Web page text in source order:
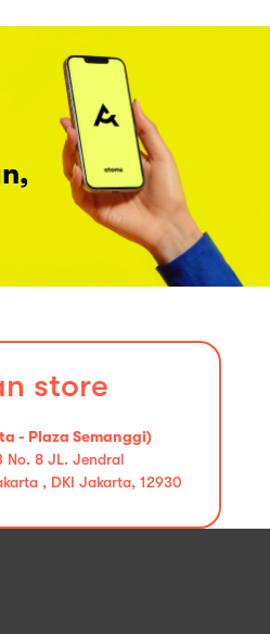
store
- Plaza Semanggi)
No. 8 JL. Jendral
, DKI Jakarta, 12930